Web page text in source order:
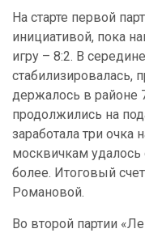
На старте первой
инициативой, пока
игру – 8:2. В
стабилизировалась,
держалось в
продолжились на
заработала три очка
москвичкам удалось
более. Итоговый
Романовой.
Во второй партии